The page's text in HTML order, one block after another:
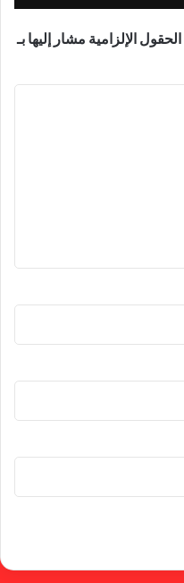
الحقول الإلزامية مشار إليها بـ